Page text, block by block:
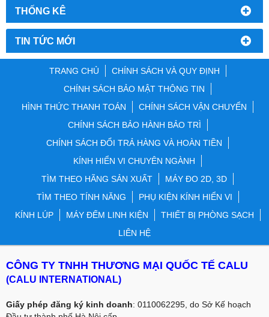
THỐNG KÊ
TIN TỨC MỚI
TRANG CHỦ
CHÍNH SÁCH VÀ QUY ĐỊNH
CHÍNH SÁCH BẢO MẬT THÔNG TIN
HÌNH THỨC THANH TOÁN
CHÍNH SÁCH VẬN CHUYỂN
CHÍNH SÁCH BẢO HÀNH BẢO TRÌ
CHÍNH SÁCH ĐỔI TRẢ HÀNG VÀ HOÀN TIỀN
KÍNH HIỂN VI CHUYÊN NGÀNH
TÌM THEO HÃNG SẢN XUẤT
MÁY ĐO 2D, 3D
TÌM THEO TÍNH NĂNG
PHỤ KIỆN KÍNH HIỂN VI
KÍNH LÚP
MÁY ĐẾM LINH KIỆN
THIẾT BỊ PHÒNG SẠCH
LIÊN HỆ
CÔNG TY TNHH THƯƠNG MẠI QUỐC TẾ CALU
(CALU INTERNATIONAL)
Giấy phép đăng ký kinh doanh: 0110062295, do Sở Kế hoạch